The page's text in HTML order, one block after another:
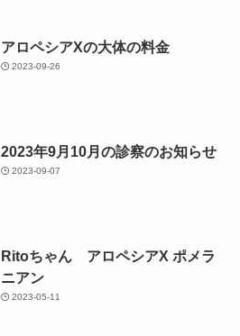
アロペシアXの大体の料金
2023-09-26
2023年9月10月の診察のお知らせ
2023-09-07
Ritoちゃん アロペシアX ポメラ
ニアン
2023-05-11